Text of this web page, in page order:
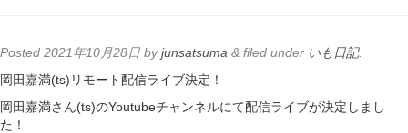
Contact
YouTube
Posted 2021年10月28日 byjunsatsuma & filed under いも日記.
岡田嘉満(ts)リモート配信ライブ決定！
岡田嘉満さん(ts)のYoutubeチャンネルにて配信ライブが決定しまし
た！